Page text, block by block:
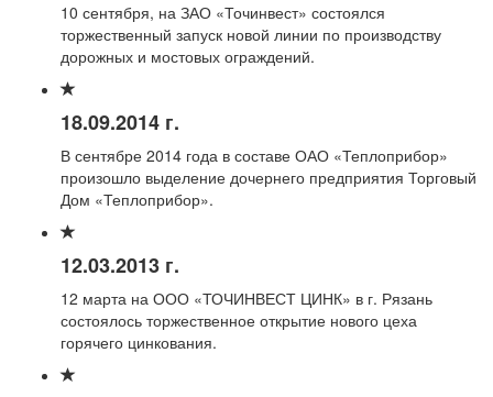
10 сентября, на ЗАО «Точинвест» состоялся
торжественный запуск новой линии по производству
дорожных и мостовых ограждений.
18.09.2014 г.
В сентябре 2014 года в составе ОАО «Теплоприбор»
произошло выделение дочернего предприятия Торговый
Дом «Теплоприбор».
12.03.2013 г.
12 марта на ООО «ТОЧИНВЕСТ ЦИНК» в г. Рязань
состоялось торжественное открытие нового цеха
горячего цинкования.